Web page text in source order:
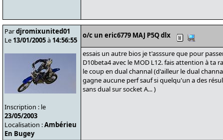
Pardjromixunited01
Le 13/01/2005à 14:56:55
Inscription : le
23/05/2003
Localisation :Ambérieu
En Bugey
o/c un eric6779 MAJ P5Q dlx
essais un autre bios je t'asssure que pour
D10beta4 avec le MOD L12. fais attention à ta
le coup en dual channal (d'ailleur le dual
gagne aucune perf sauf si quelqu'un a des
sans dual sur socket A... )